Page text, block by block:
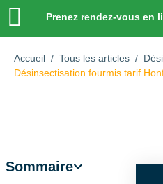
Prenez rendez-vous en
Accueil / Tous les articles /
Désinsectisation fourmis tarif
Sommaire